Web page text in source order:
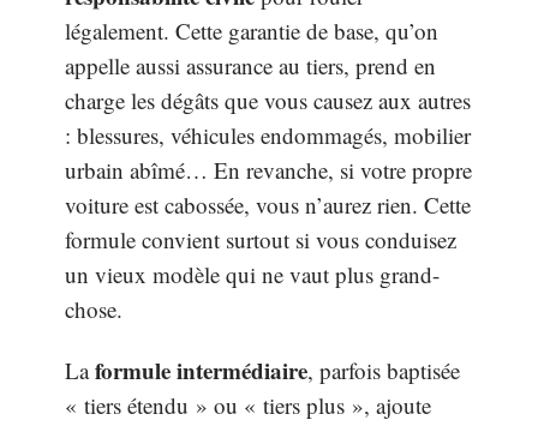
légalement. Cette garantie de base, qu’on
appelle aussi assurance au tiers, prend en
charge les dégâts que vous causez aux autres
: blessures, véhicules endommagés, mobilier
urbain abîmé… En revanche, si votre propre
voiture est cabossée, vous n’aurez rien. Cette
formule convient surtout si vous conduisez
un vieux modèle qui ne vaut plus grand-
chose.
Laformule intermédiaire, parfois baptisée
« tiers étendu » ou « tiers plus », ajoute